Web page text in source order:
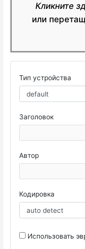
Кликните
или
Тип устройства
Заголовок
Автор
Кодировка
Использовать